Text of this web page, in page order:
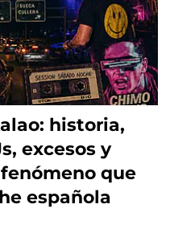
historia,
excesos y
que
española